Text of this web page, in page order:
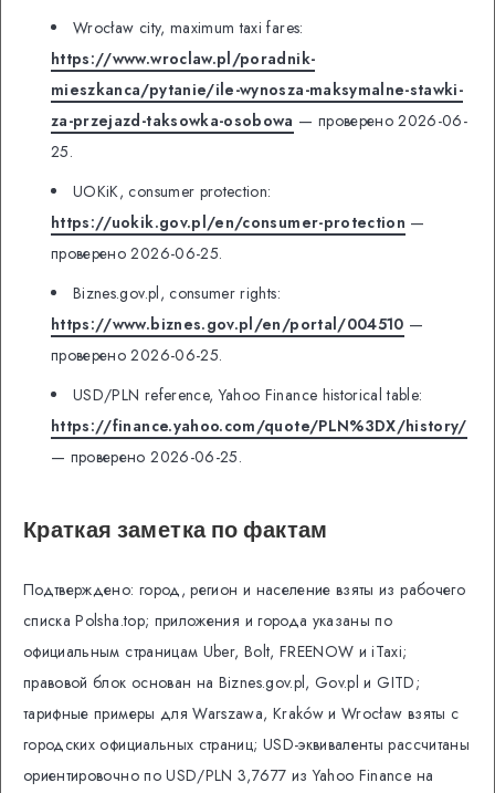
Wrocław city, maximum taxi fares:
https://www.wroclaw.pl/poradnik-
mieszkanca/pytanie/ile-wynosza-maksymalne-stawki-
za-przejazd-taksowka-osobowa — проверено 2026-06-
25.
UOKiK, consumer protection:
https://uokik.gov.pl/en/consumer-protection —
проверено 2026-06-25.
Biznes.gov.pl, consumer rights:
https://www.biznes.gov.pl/en/portal/004510 —
проверено 2026-06-25.
USD/PLN reference, Yahoo Finance historical table:
https://finance.yahoo.com/quote/PLN%3DX/history/
— проверено 2026-06-25.
Краткая заметка по фактам
Подтверждено: город, регион и население взяты из рабочего
списка Polsha.top; приложения и города указаны по
официальным страницам Uber, Bolt, FREENOW и iTaxi;
правовой блок основан на Biznes.gov.pl, Gov.pl и GITD;
тарифные примеры для Warszawa, Kraków и Wrocław взяты с
городских официальных страниц; USD-эквиваленты рассчитаны
ориентировочно по USD/PLN 3,7677 из Yahoo Finance на